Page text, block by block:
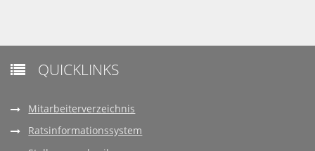
 QUICKLINKS
Mitarbeiterverzeichnis
Ratsinformationssystem